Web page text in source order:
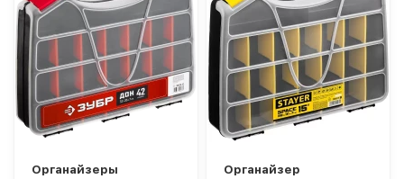
Органайзеры
Органайзер